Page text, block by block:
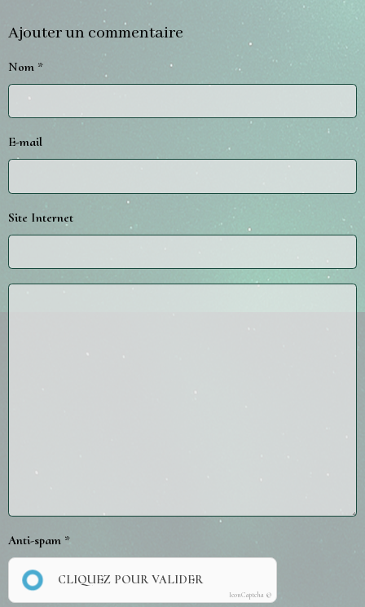
Ajouter un commentaire
Nom
E-mail
Site Internet
Anti-spam
CLIQUEZ POUR VALIDER
IconCaptcha ©